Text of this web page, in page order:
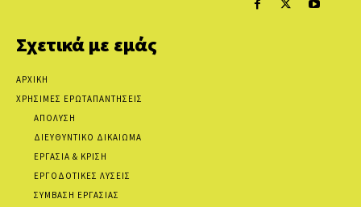
Σχετικά με εμάς
ΑΡΧΙΚΗ
ΧΡΗΣΙΜΕΣ ΕΡΩΤΑΠΑΝΤΗΣΕΙΣ
ΑΠΟΛΥΣΗ
ΔΙΕΥΘΥΝΤΙΚΟ ΔΙΚΑΙΩΜΑ
ΕΡΓΑΣΙΑ & ΚΡΙΣΗ
ΕΡΓΟΔΟΤΙΚΕΣ ΛΥΣΕΙΣ
ΣΥΜΒΑΣΗ ΕΡΓΑΣΙΑΣ